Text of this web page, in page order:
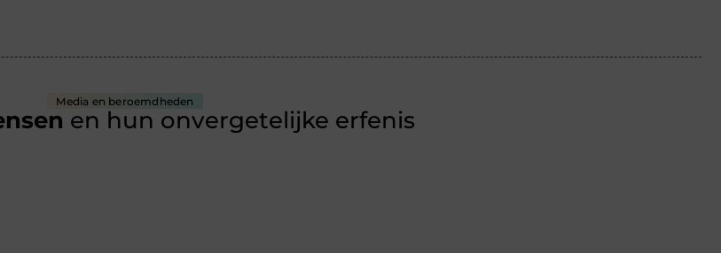
Media en beroemdheden
en hun onvergetelijke erfenis